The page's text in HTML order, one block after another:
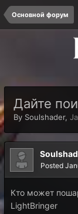
Основной форум
Дайте
By Soulshader,
Posted
Кто может
LightBringer